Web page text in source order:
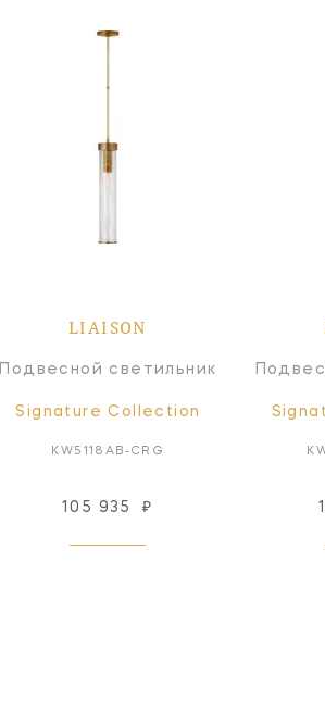
LIAISON
Подвесной светильник
Signature Collection
KW5118AB-CRG
105 935 ₽